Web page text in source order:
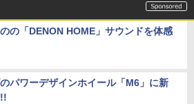
の「DENON HOME」サウンドを体感
パワーデザインホイール「M6」に新